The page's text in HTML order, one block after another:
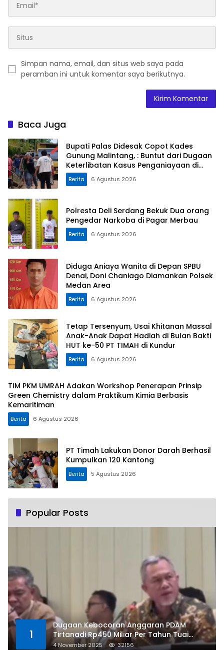
Simpan nama, email, dan situs web saya pada
peramban ini untuk komentar saya berikutnya.
Baca Juga
Bupati Palas Didesak Copot Kades
Gunung Malintang, : Buntut dari Dugaan
Keterlibatan Kasus Penganiayaan di
Dusun Balaka
Berita 6 Agustus 2026
Polresta Deli Serdang Bekuk Dua orang
Pengedar Narkoba di Pagar Merbau
Berita 6 Agustus 2026
Diduga Aniaya Wanita di Depan SPBU
Denai, Doni Chaniago Diamankan Polsek
Medan Area
Berita 6 Agustus 2026
Tetap Tersenyum, Usai Khitanan Massal
Anak-Anak Dapat Hadiah di Bulan Bakti
HUT ke-50 PT TIMAH di Kundur
Berita 6 Agustus 2026
TIM PKM UMRAH Adakan Workshop Penerapan Prinsip
Green Chemistry dalam Praktikum Kimia Berbasis
Kemaritiman
Berita 6 Agustus 2026
PT Timah Lakukan Donor Darah Berhasil
Kumpulkan 120 Kantong
Berita 5 Agustus 2026
Popular Posts
1
Dugaan Kebocoran Anggaran PDAM
Tirtanadi Rp450 Miliar Per Tahun Tuai
Kritikan
4 November 2025 32156